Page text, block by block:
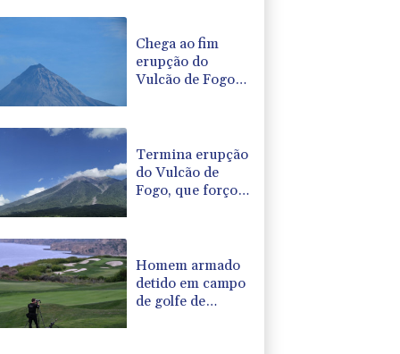
Ucrânia
Chega ao fim
erupção do
Vulcão de Fogo
Termina erupção
do Vulcão de
Fogo, que forçou
Homem armado
detido em campo
de golfe de